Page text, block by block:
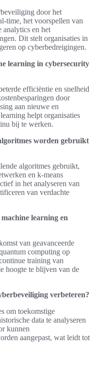
door het
time, het voorspellen van
analytics en het
Dit stelt organisaties in
op cyberbedreigingen.
learning in cybersecurity
efficiëntie en snelheid
door
aan nieuwe en
helpt organisaties
bij te werken.
worden gebruikt
algoritmes gebruikt,
en k-means
in het analyseren van
van verdachte
learning en
van geavanceerde
computing op
training van
hoogte te blijven van de
verbeteren?
om toekomstige
data te analyseren
kunnen
aangepast, wat leidt tot